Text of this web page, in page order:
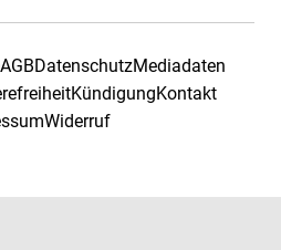
AGBDatenschutzMediadaten
KündigungKontakt
Widerruf